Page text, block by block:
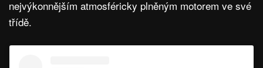
nejvýkonnějším atmosféricky plněným motorem ve své
třídě.